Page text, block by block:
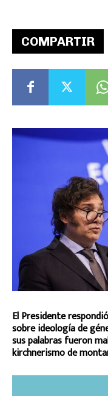
COMPARTIR
El Presidente
sobre ideología de
sus palabras fueron
kirchnerismo de